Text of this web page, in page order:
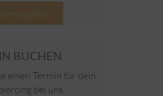
Wiki
BUCHEN
einen Termin für dein
bei uns.